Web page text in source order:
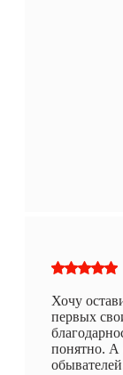
Хочу
первых
понятно. А